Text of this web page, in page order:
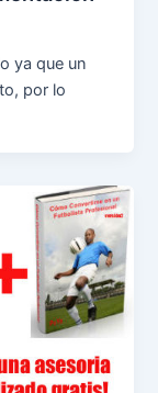
ya que un
por lo